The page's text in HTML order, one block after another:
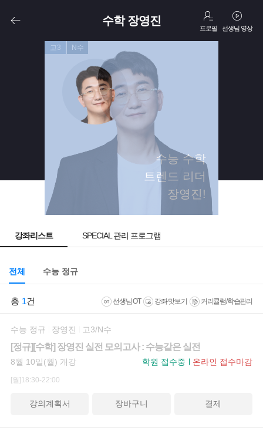
수학 장영진
프로필 선생님 영상
수능 수학
트렌드 리더
장영진!
고3 N수
강좌리스트 SPECIAL 관리 프로그램
전체 수능 정규
총 1건 선생님 OT 강좌 맛보기 커리큘럼/학습관리
수능 정규 장영진 고3/N수
[정규][수학] 장영진 실전 모의고사 : 수능같은 실전
8월 10일(월) 개강 학원 접수중 온라인 접수마감
[월]18:30-22:00
강의계획서 장바구니 결제